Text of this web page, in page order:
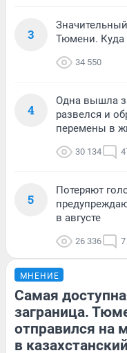
3
Тюмени. Куда
34 550
4
Одна вышла
развелся и
перемены в
30 134
5
Потеряют
в августе
26 336 7
МНЕНИЕ
Самая
заграница.
отправился на
в казахстанский